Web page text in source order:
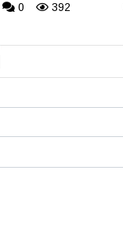
0 392